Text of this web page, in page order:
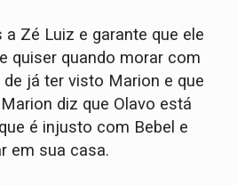
Zé Luiz e garante que ele
quiser quando morar com
de já ter visto Marion e que
diz que Olavo está
é injusto com Bebel e
em sua casa.